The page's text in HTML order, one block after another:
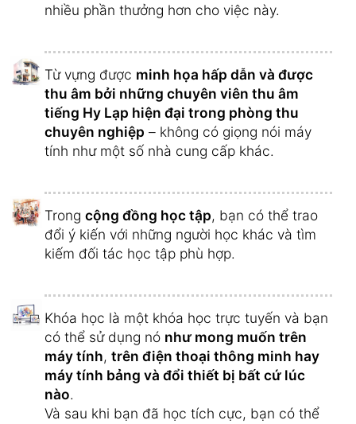
nhiều phần thưởng hơn cho việc này.
Từ vựng được minh họa hấp dẫn và được
thu âm bởi những chuyên viên thu âm
tiếng Hy Lạp hiện đại trong phòng thu
chuyên nghiệp – không có giọng nói máy
tính như một số nhà cung cấp khác.
Trong cộng đồng học tập, bạn có thể trao
đổi ý kiến ​​với những người học khác và tìm
kiếm đối tác học tập phù hợp.
Khóa học là một khóa học trực tuyến và bạn
có thể sử dụng nó như mong muốn trên
máy tính, trên điện thoại thông minh hay
máy tính bảng và đổi thiết bị bất cứ lúc
nào.
Và sau khi bạn đã học tích cực, bạn có thể